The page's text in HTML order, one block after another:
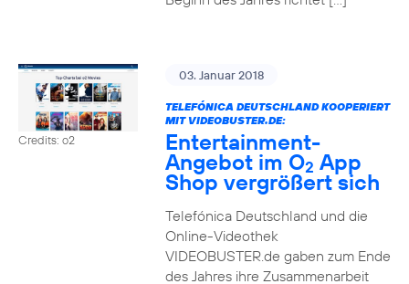
Credits: o2
03. Januar 2018
TELEFÓNICA DEUTSCHLAND KOOPERIERT
MIT VIDEOBUSTER.DE:
Entertainment-
Angebot im O2 App
Shop vergrößert sich
Telefónica Deutschland und die
Online-Videothek
VIDEOBUSTER.de gaben zum Ende
des Jahres ihre Zusammenarbeit